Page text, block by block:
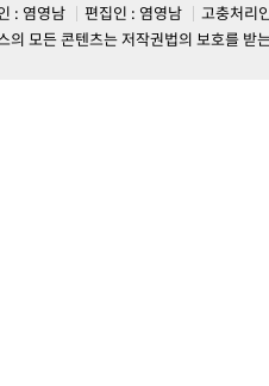
: 염영남
편집인 : 염영남
고충처리
의 모든 콘텐츠는 저작권법의 보호를